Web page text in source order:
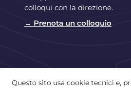
colloqui con la direzione.
→ Prenota un colloquio
Questo sito usa cookie tecnici e,